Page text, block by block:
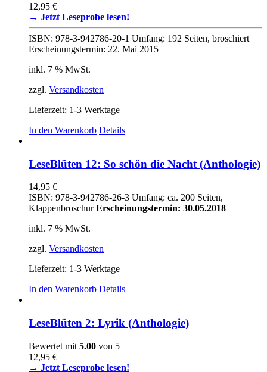
Die
Optionen
können
auf
der
12,95 €
→ Jetzt Leseprobe lesen!
ISBN: 978-3-942786-20-1 Umfang: 192 Seiten, broschiert
Erscheinungstermin: 22. Mai 2015
inkl. 7 % MwSt.
zzgl. Versandkosten
Lieferzeit: 1-3 Werktage
In den Warenkorb Details
LeseBlüten 12: So schön die Nacht (Anthologie)
14,95 €
ISBN: 978-3-942786-26-3 Umfang: ca. 200 Seiten,
KlappenbroschurErscheinungstermin: 30.05.2018
inkl. 7 % MwSt.
zzgl. Versandkosten
Lieferzeit: 1-3 Werktage
In den Warenkorb Details
LeseBlüten 2: Lyrik (Anthologie)
Bewertet mit 5.00 von 5
12,95 €
→ Jetzt Leseprobe lesen!